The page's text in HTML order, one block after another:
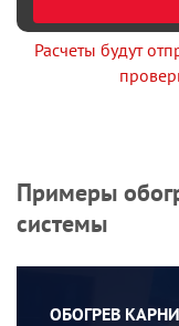
Расчеты будут
Примеры
системы
ОБОГРЕВ